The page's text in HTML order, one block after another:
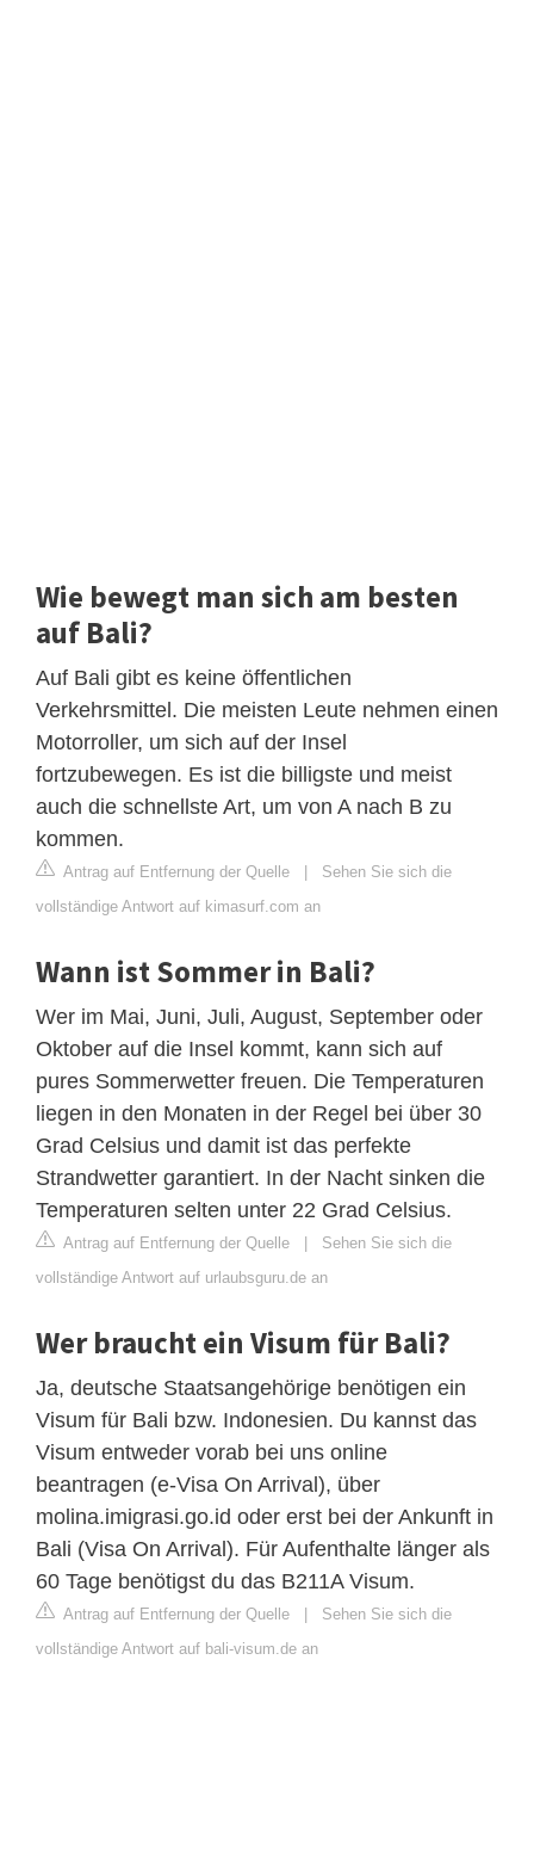
Wie bewegt man sich am besten
auf Bali?
Auf Bali gibt es keine öffentlichen
Verkehrsmittel. Die meisten Leute nehmen einen
Motorroller, um sich auf der Insel
fortzubewegen. Es ist die billigste und meist
auch die schnellste Art, um von A nach B zu
kommen.
Antrag auf Entfernung der Quelle | Sehen Sie sich die
vollständige Antwort auf kimasurf.com an
Wann ist Sommer in Bali?
Wer im Mai, Juni, Juli, August, September oder
Oktober auf die Insel kommt, kann sich auf
pures Sommerwetter freuen. Die Temperaturen
liegen in den Monaten in der Regel bei über 30
Grad Celsius und damit ist das perfekte
Strandwetter garantiert. In der Nacht sinken die
Temperaturen selten unter 22 Grad Celsius.
Antrag auf Entfernung der Quelle | Sehen Sie sich die
vollständige Antwort auf urlaubsguru.de an
Wer braucht ein Visum für Bali?
Ja, deutsche Staatsangehörige benötigen ein
Visum für Bali bzw. Indonesien. Du kannst das
Visum entweder vorab bei uns online
beantragen (e-Visa On Arrival), über
molina.imigrasi.go.id oder erst bei der Ankunft in
Bali (Visa On Arrival). Für Aufenthalte länger als
60 Tage benötigst du das B211A Visum.
Antrag auf Entfernung der Quelle | Sehen Sie sich die
vollständige Antwort auf bali-visum.de an